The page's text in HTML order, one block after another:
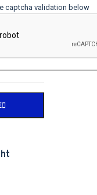
captcha validation below